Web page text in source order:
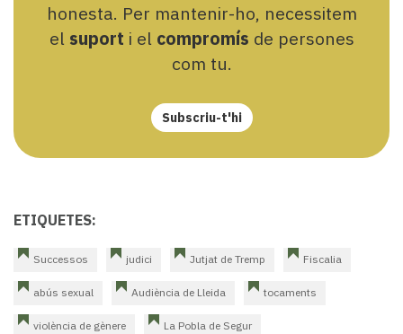
honesta. Per mantenir-ho, necessitem
el suport i el compromís de persones
com tu.
Subscriu-t'hi
ETIQUETES:
Successos judici Jutjat de Tremp Fiscalia
abús sexual Audiència de Lleida tocaments
violència de gènere La Pobla de Segur